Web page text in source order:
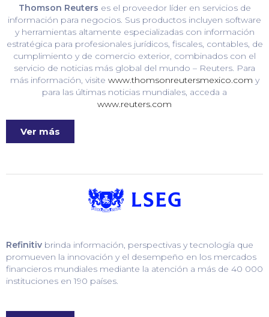
Thomson Reuters es el proveedor líder en servicios de
información para negocios. Sus productos incluyen software
y herramientas altamente especializadas con información
estratégica para profesionales jurídicos, fiscales, contables, de
cumplimiento y de comercio exterior, combinados con el
servicio de noticias más global del mundo – Reuters. Para
más información, visite www.thomsonreutersmexico.com y
para las últimas noticias mundiales, acceda a
www.reuters.com
Ver más
Refinitiv brinda información, perspectivas y tecnología que
promueven la innovación y el desempeño en los mercados
financieros mundiales mediante la atención a más de 40 000
instituciones en 190 países.